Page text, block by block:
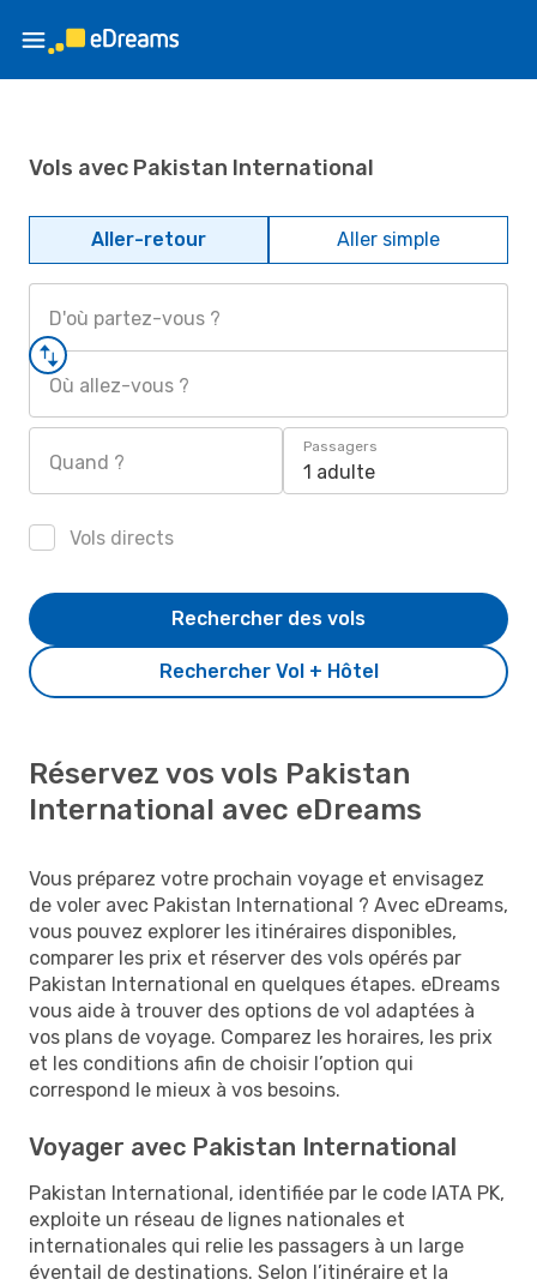
Vols avec Pakistan International
Aller-retour Aller simple
D'où partez-vous ?
Où allez-vous ?
Quand ?
Passagers
1 adulte
Vols directs
Rechercher Vol + Hôtel
Rechercher des vols
Réservez vos vols Pakistan
International avec eDreams
Vous préparez votre prochain voyage et envisagez
de voler avec Pakistan International ? Avec eDreams,
vous pouvez explorer les itinéraires disponibles,
comparer les prix et réserver des vols opérés par
Pakistan International en quelques étapes. eDreams
vous aide à trouver des options de vol adaptées à
vos plans de voyage. Comparez les horaires, les prix
et les conditions afin de choisir l’option qui
correspond le mieux à vos besoins.
Voyager avec Pakistan International
Pakistan International, identifiée par le code IATA PK,
exploite un réseau de lignes nationales et
internationales qui relie les passagers à un large
éventail de destinations. Selon l’itinéraire et la